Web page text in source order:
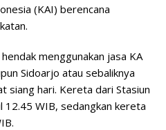
(KAI) berencana
menggunakan jasa KA
Sidoarjo atau sebaliknya
siang hari. Kereta dari Stasiun
WIB, sedangkan kereta